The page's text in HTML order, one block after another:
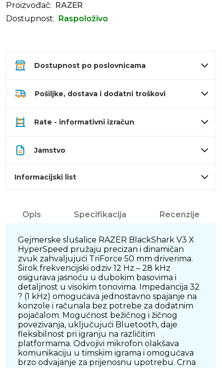
Proizvođač:
RAZER
Dostupnost:
Raspoloživo
Dostupnost po poslovnicama
Pošiljke, dostava i dodatni troškovi
Rate - informativni izračun
Jamstvo
Informacijski list
Opis Specifikacija Recenzije
Gejmerske slušalice RAZER BlackShark V3 X
HyperSpeed pružaju precizan i dinamičan
zvuk zahvaljujući TriForce 50 mm driverima.
Širok frekvencijski odziv 12 Hz – 28 kHz
osigurava jasnoću u dubokim basovima i
detaljnost u visokim tonovima. Impedancija 32
? (1 kHz) omogućava jednostavno spajanje na
konzole i računala bez potrebe za dodatnim
pojačalom. Mogućnost bežičnog i žičnog
povezivanja, uključujući Bluetooth, daje
fleksibilnost pri igranju na različitim
platformama. Odvojivi mikrofon olakšava
komunikaciju u timskim igrama i omogućava
brzo odvajanje za prijenosnu upotrebu. Crna